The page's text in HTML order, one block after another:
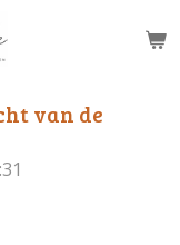
van de